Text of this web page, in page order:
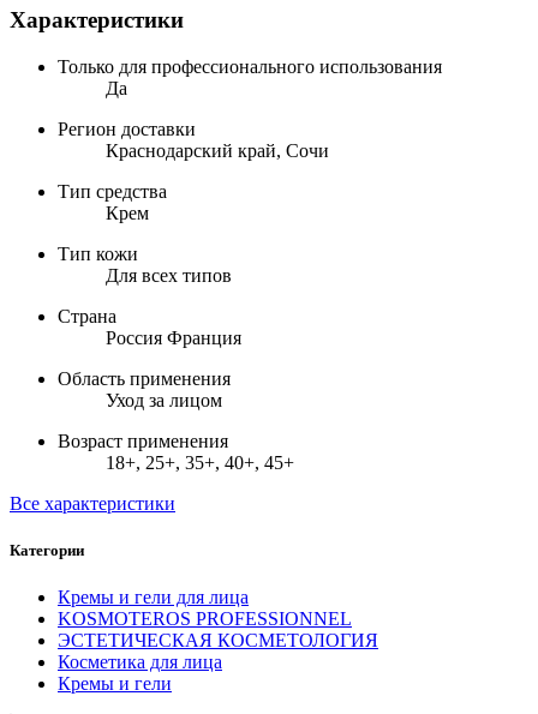
Характеристики
Только для профессионального использования
Да
Регион доставки
Краснодарский край, Сочи
Тип средства
Крем
Тип кожи
Для всех типов
Страна
Россия Франция
Область применения
Уход за лицом
Возраст применения
18+, 25+, 35+, 40+, 45+
Все характеристики
Категории
Кремы и гели для лица
KOSMOTEROS PROFESSIONNEL
ЭСТЕТИЧЕСКАЯ КОСМЕТОЛОГИЯ
Косметика для лица
Кремы и гели